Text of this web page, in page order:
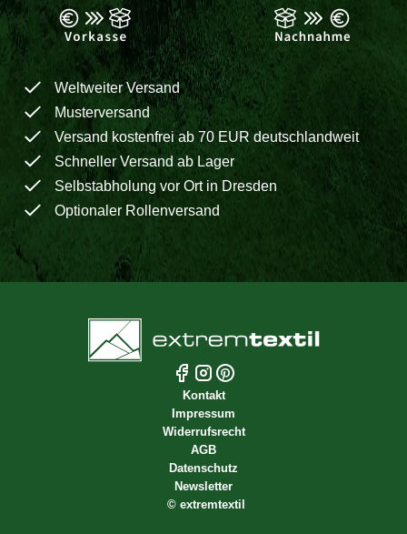
Weltweiter Versand
Musterversand
Versand kostenfrei ab 70 EUR deutschlandweit
Schneller Versand ab Lager
Selbstabholung vor Ort in Dresden
Optionaler Rollenversand
Kontakt
Impressum
Widerrufsrecht
AGB
Datenschutz
Newsletter
© extremtextil